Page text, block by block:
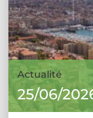
Actualité
25/06/